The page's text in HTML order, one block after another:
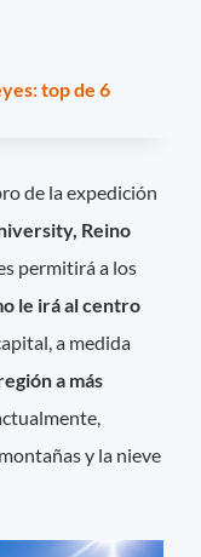
top de 6
de la expedición
Reino
permitirá a los
le irá al centro
a medida
a más
y la nieve